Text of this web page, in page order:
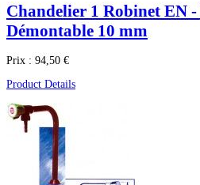
Chandelier 1 Robinet EN
Démontable 10 mm
Prix : 94,50 €
Product Details